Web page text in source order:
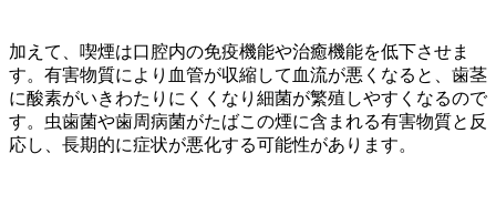
加えて、喫煙は口腔内の免疫機能や治癒機能を低下させま
す。有害物質により血管が収縮して血流が悪くなると、歯茎
に酸素がいきわたりにくくなり細菌が繁殖しやすくなるので
す。虫歯菌や歯周病菌がたばこの煙に含まれる有害物質と反
応し、長期的に症状が悪化する可能性があります。